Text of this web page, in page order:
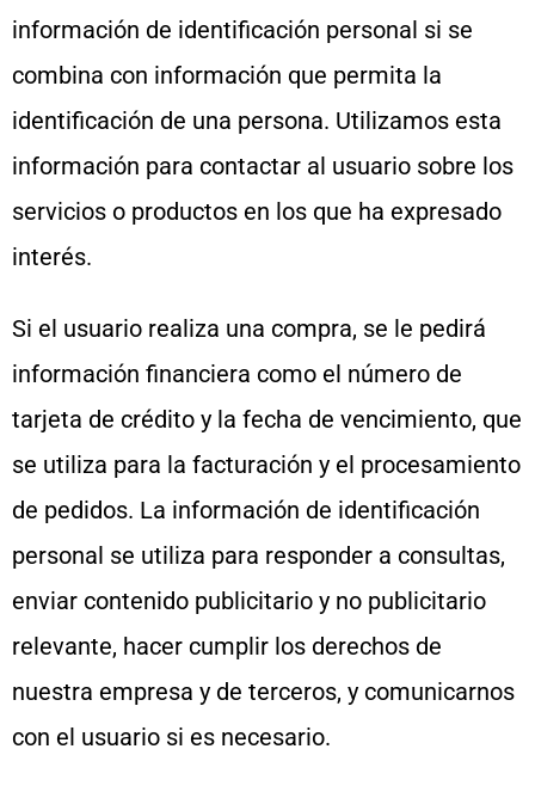
información de identificación personal si se
combina con información que permita la
identificación de una persona. Utilizamos esta
información para contactar al usuario sobre los
servicios o productos en los que ha expresado
interés.
Si el usuario realiza una compra, se le pedirá
información financiera como el número de
tarjeta de crédito y la fecha de vencimiento, que
se utiliza para la facturación y el procesamiento
de pedidos. La información de identificación
personal se utiliza para responder a consultas,
enviar contenido publicitario y no publicitario
relevante, hacer cumplir los derechos de
nuestra empresa y de terceros, y comunicarnos
con el usuario si es necesario.